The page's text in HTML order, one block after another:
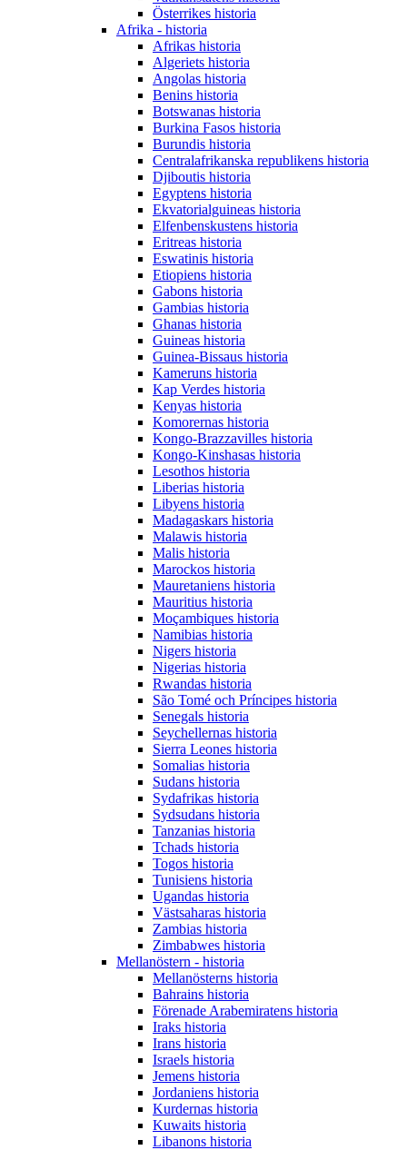
Österrikes historia
Afrika - historia
Afrikas historia
Algeriets historia
Angolas historia
Benins historia
Botswanas historia
Burkina Fasos historia
Burundis historia
Centralafrikanska republikens historia
Djiboutis historia
Egyptens historia
Ekvatorialguineas historia
Elfenbenskustens historia
Eritreas historia
Eswatinis historia
Etiopiens historia
Gabons historia
Gambias historia
Ghanas historia
Guineas historia
Guinea-Bissaus historia
Kameruns historia
Kap Verdes historia
Kenyas historia
Komorernas historia
Kongo-Brazzavilles historia
Kongo-Kinshasas historia
Lesothos historia
Liberias historia
Libyens historia
Madagaskars historia
Malawis historia
Malis historia
Marockos historia
Mauretaniens historia
Mauritius historia
Moçambiques historia
Namibias historia
Nigers historia
Nigerias historia
Rwandas historia
São Tomé och Príncipes historia
Senegals historia
Seychellernas historia
Sierra Leones historia
Somalias historia
Sudans historia
Sydafrikas historia
Sydsudans historia
Tanzanias historia
Tchads historia
Togos historia
Tunisiens historia
Ugandas historia
Västsaharas historia
Zambias historia
Zimbabwes historia
Mellanöstern - historia
Mellanösterns historia
Bahrains historia
Förenade Arabemiratens historia
Iraks historia
Irans historia
Israels historia
Jemens historia
Jordaniens historia
Kurdernas historia
Kuwaits historia
Libanons historia